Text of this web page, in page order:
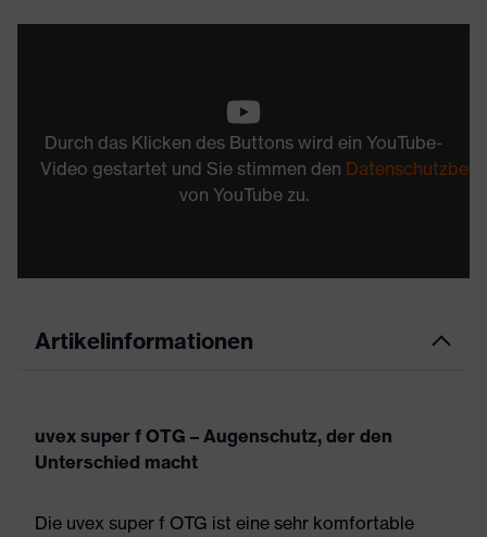
Durch das Klicken des Buttons wird ein YouTube-
Video gestartet und Sie stimmen den
von YouTube zu.
Artikelinformationen
uvex super f OTG – Augenschutz, der den
Unterschied macht
Die uvex super f OTG ist eine sehr komfortable